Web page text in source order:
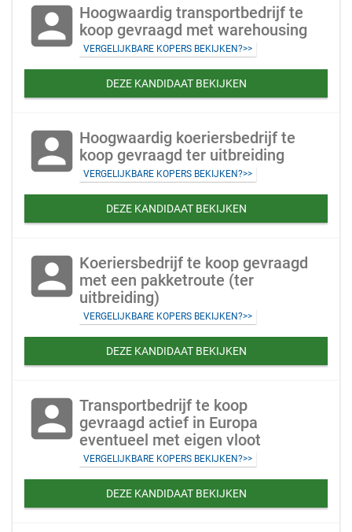
account_box Hoogwaardig transportbedrijf te
koop gevraagd met warehousing
VERGELIJKBARE KOPERS BEKIJKEN?>>
DEZE KANDIDAAT BEKIJKEN
account_box Hoogwaardig koeriersbedrijf te
koop gevraagd ter uitbreiding
VERGELIJKBARE KOPERS BEKIJKEN?>>
DEZE KANDIDAAT BEKIJKEN
account_box Koeriersbedrijf te koop gevraagd
met een pakketroute (ter
uitbreiding)
VERGELIJKBARE KOPERS BEKIJKEN?>>
DEZE KANDIDAAT BEKIJKEN
account_box Transportbedrijf te koop
gevraagd actief in Europa
eventueel met eigen vloot
VERGELIJKBARE KOPERS BEKIJKEN?>>
DEZE KANDIDAAT BEKIJKEN